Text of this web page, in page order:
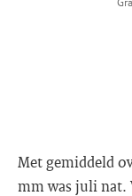
Met gemiddeld
mm was juli nat.